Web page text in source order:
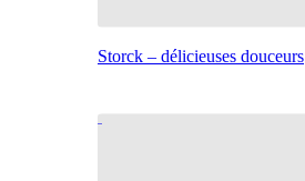
Storck – délicieuses douceurs